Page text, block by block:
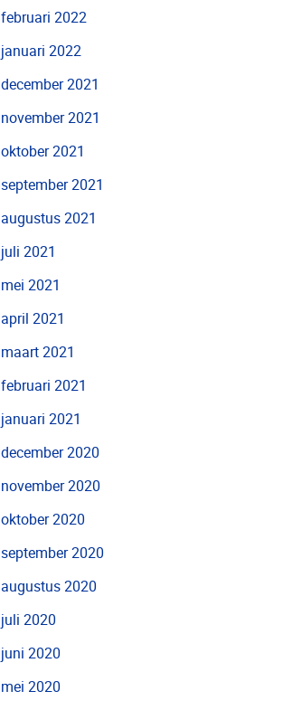
februari 2022
januari 2022
december 2021
november 2021
oktober 2021
september 2021
augustus 2021
juli 2021
mei 2021
april 2021
maart 2021
februari 2021
januari 2021
december 2020
november 2020
oktober 2020
september 2020
augustus 2020
juli 2020
juni 2020
mei 2020